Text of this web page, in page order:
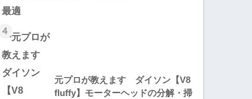
4
元プロが教えます ダイソン【V8
fluffy】モーターヘッドの分解・掃